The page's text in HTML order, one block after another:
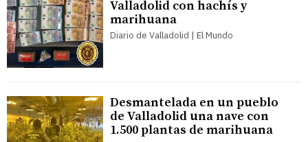
Valladolid con hachís y
marihuana
Diario de Valladolid | El Mundo
Desmantelada en un pueblo
de Valladolid una nave con
1.500 plantas de marihuana